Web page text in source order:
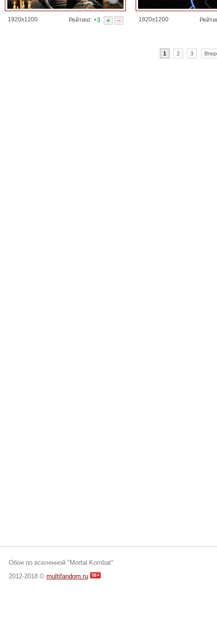
1920x1200 Рейтинг: +3 1920x1200
1 2 3
Обои по вселенной "Mortal Kombat"
2012-2018 © multifandom.ru